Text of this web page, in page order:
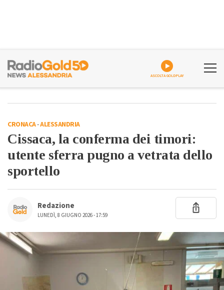
ASCOLTA GOLDPLAY
CRONACA-ALESSANDRIA
Cissaca, la conferma dei timori:
utente sferra pugno a vetrata dello
sportello
Redazione
LUNEDÌ, 8 GIUGNO 2026 - 17:59